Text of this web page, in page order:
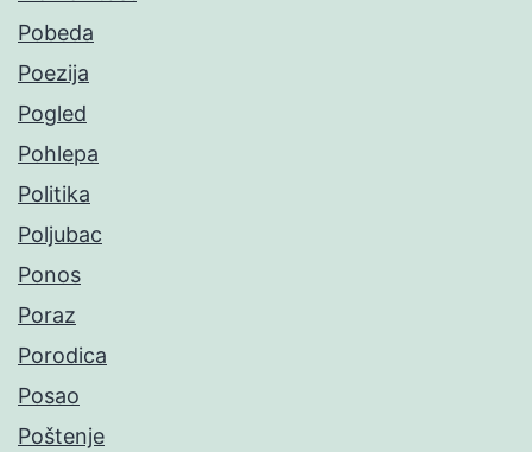
Pobeda
Poezija
Pogled
Pohlepa
Politika
Poljubac
Ponos
Poraz
Porodica
Posao
Poštenje